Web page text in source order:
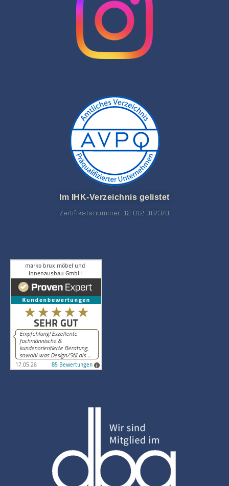
Im IHK-Verzeichnis gelistet
Zertifikatsnummer: 12 012 387370